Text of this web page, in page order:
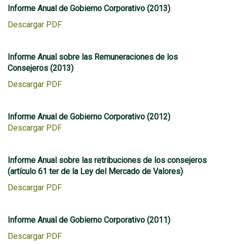
Informe Anual de Gobierno Corporativo (2013)
Descargar PDF
Informe Anual sobre las Remuneraciones de los
Consejeros (2013)
Descargar PDF
Informe Anual de Gobierno Corporativo (2012)
Descargar PDF
Informe Anual sobre las retribuciones de los consejeros
(artículo 61 ter de la Ley del Mercado de Valores)
Descargar PDF
Informe Anual de Gobierno Corporativo (2011)
Descargar PDF